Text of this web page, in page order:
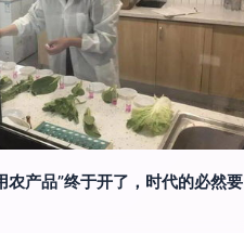
农产品”终于开了，时代的必然要